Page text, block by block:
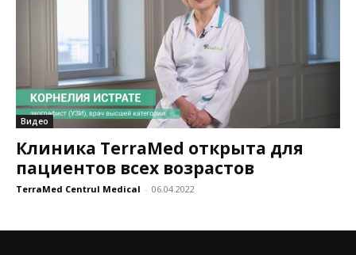
Видео
Клиника TerraMed открыта для
пациентов всех возрастов
TerraMed Centrul Medical - 06.04.2022